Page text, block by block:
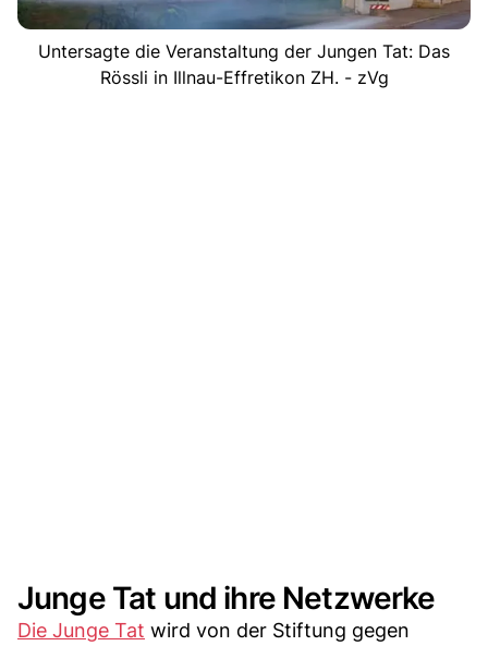
Untersagte die Veranstaltung der Jungen Tat: Das
Rössli in Illnau-Effretikon ZH. - zVg
Junge Tat und ihre Netzwerke
Die Junge Tat wird von der Stiftung gegen